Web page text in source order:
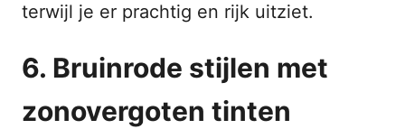
terwijl je er prachtig en rijk uitziet.
6. Bruinrode stijlen met
zonovergoten tinten